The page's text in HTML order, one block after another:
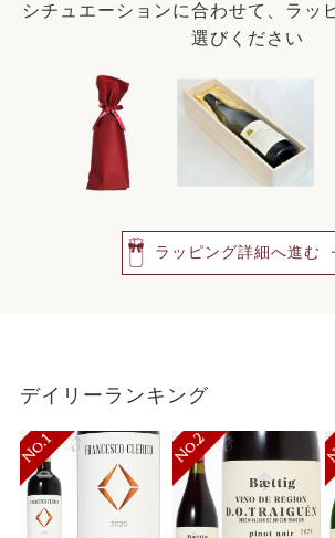
シチュエーションに合わせて、ラッ
選びください
ラッピング詳細へ進む
デイリーランキング